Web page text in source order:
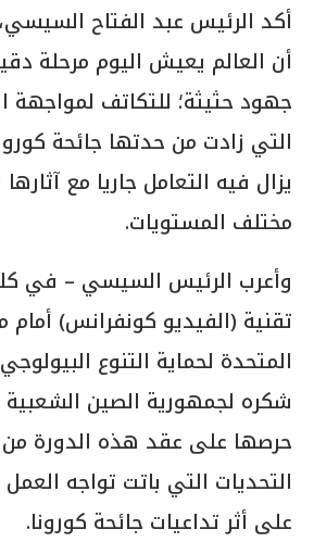
أكد الرئيس عبد الفتاح السيسي،
أن العالم يعيش اليوم مرحلة
جهود حثيثة؛ للتكاتف لمواجهة
التي زادت من حدتها جائحة
يزال فيه التعامل جاريا مع
مختلف المستويات.
وأعرب الرئيس السيسي – في
تقنية (الفيديو كونفرانس) أمام
المتحدة لحماية التنوع
شكره لجمهورية الصين
حرصها على عقد هذه الدورة من
التحديات التي باتت تواجه
على أثر تداعيات جائحة كورونا.